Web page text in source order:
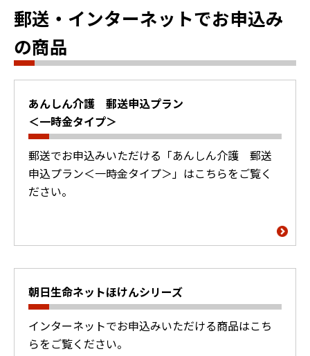
郵送・インターネットでお申込み
の商品
あんしん介護 郵送申込プラン
＜一時金タイプ＞
郵送でお申込みいただける「あんしん介護 郵送
申込プラン＜一時金タイプ＞」はこちらをご覧く
ださい。
朝日生命ネットほけんシリーズ
インターネットでお申込みいただける商品はこち
らをご覧ください。